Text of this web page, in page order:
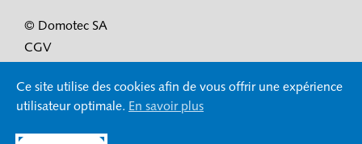
Ce site utilise des cookies afin de vous offrir une expérience
utilisateur optimale. En savoir plus
© Domotec SA
CGV
Mentions légales